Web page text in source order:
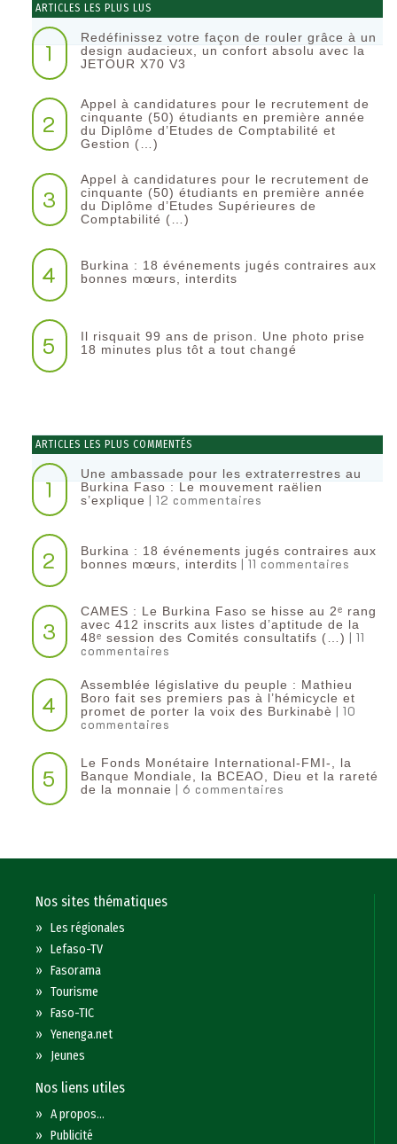
ARTICLES LES PLUS LUS
1
Redéfinissez votre façon de rouler grâce à un
design audacieux, un confort absolu avec la
JETOUR X70 V3
2
Appel à candidatures pour le recrutement de
cinquante (50) étudiants en première année
du Diplôme d’Etudes de Comptabilité et
Gestion (…)
3
Appel à candidatures pour le recrutement de
cinquante (50) étudiants en première année
du Diplôme d’Etudes Supérieures de
Comptabilité (…)
4
Burkina : 18 événements jugés contraires aux
bonnes mœurs, interdits
5
Il risquait 99 ans de prison. Une photo prise
18 minutes plus tôt a tout changé
ARTICLES LES PLUS COMMENTÉS
1
Une ambassade pour les extraterrestres au
Burkina Faso : Le mouvement raëlien
s’explique | 12 commentaires
2
Burkina : 18 événements jugés contraires aux
bonnes mœurs, interdits | 11 commentaires
3
CAMES : Le Burkina Faso se hisse au 2ᵉ rang
avec 412 inscrits aux listes d’aptitude de la
48ᵉ session des Comités consultatifs (…) | 11
commentaires
4
Assemblée législative du peuple : Mathieu
Boro fait ses premiers pas à l’hémicycle et
promet de porter la voix des Burkinabè | 10
commentaires
5
Le Fonds Monétaire International-FMI-, la
Banque Mondiale, la BCEAO, Dieu et la rareté
de la monnaie | 6 commentaires
Nos sites thématiques
»Les régionales
»Lefaso-TV
»Fasorama
»Tourisme
»Faso-TIC
»Yenenga.net
» Jeunes
Nos liens utiles
»A propos...
»Publicité